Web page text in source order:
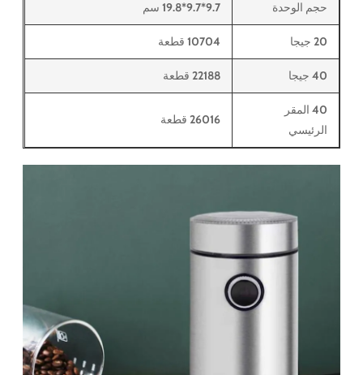
حجم الوحدة 9.7*9.7*19.8 سم
20 جيجا 10704 قطعة
40 جيجا 22188 قطعة
40 المقر
الرئيسي
26016 قطعة